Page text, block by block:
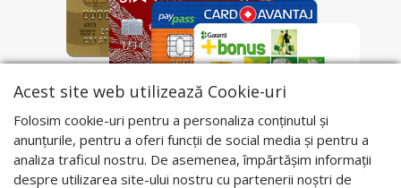
Acest site web utilizează Cookie-uri
Folosim cookie-uri pentru a personaliza conținutul și
anunțurile, pentru a oferi funcții de social media și pentru a
analiza traficul nostru. De asemenea, împărtășim informații
despre utilizarea site-ului nostru cu partenerii noștri de